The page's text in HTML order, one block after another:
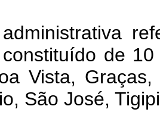
de
Vista,
São José,